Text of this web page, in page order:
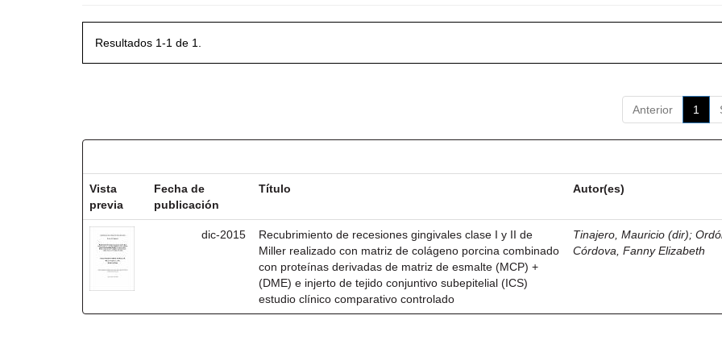
Resultados 1-1 de 1.
Anterior 1
Vista
previa
Fecha de
publicación
Título Autor(es)
dic-2015
Recubrimiento de recesiones gingivales clase I y II de
Miller realizado con matriz de colágeno porcina combinado
con proteínas derivadas de matriz de esmalte (MCP) +
(DME) e injerto de tejido conjuntivo subepitelial (ICS)
estudio clínico comparativo controlado
Tinajero, Mauricio (dir);
Córdova, Fanny Elizabeth